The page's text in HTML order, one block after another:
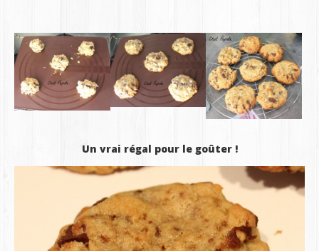
Un vrai régal pour le goûter !